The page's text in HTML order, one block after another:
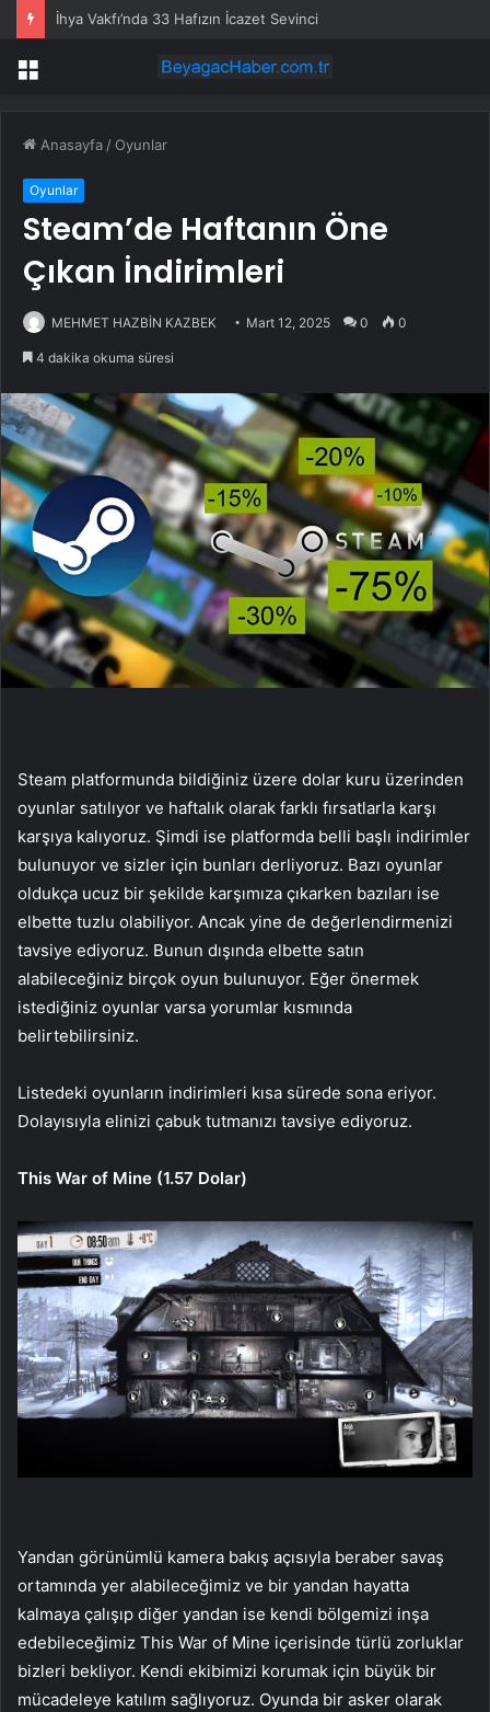
İhya Vakfı’nda 33 Hafızın İcazet Sevinci
Menü
Anasayfa / Oyunlar
Oyunlar
Steam’de Haftanın Öne
Çıkan İndirimleri
MEHMET HAZBİN KAZBEK Mart 12, 2025 0 0
4 dakika okuma süresi
Steam platformunda bildiğiniz üzere dolar kuru üzerinden
oyunlar satılıyor ve haftalık olarak farklı fırsatlarla karşı
karşıya kalıyoruz. Şimdi ise platformda belli başlı indirimler
bulunuyor ve sizler için bunları derliyoruz. Bazı oyunlar
oldukça ucuz bir şekilde karşımıza çıkarken bazıları ise
elbette tuzlu olabiliyor. Ancak yine de değerlendirmenizi
tavsiye ediyoruz. Bunun dışında elbette satın
alabileceğiniz birçok oyun bulunuyor. Eğer önermek
istediğiniz oyunlar varsa yorumlar kısmında
belirtebilirsiniz.
Listedeki oyunların indirimleri kısa sürede sona eriyor.
Dolayısıyla elinizi çabuk tutmanızı tavsiye ediyoruz.
This War of Mine (1.57 Dolar)
Yandan görünümlü kamera bakış açısıyla beraber savaş
ortamında yer alabileceğimiz ve bir yandan hayatta
kalmaya çalışıp diğer yandan ise kendi bölgemizi inşa
edebileceğimiz This War of Mine içerisinde türlü zorluklar
bizleri bekliyor. Kendi ekibimizi korumak için büyük bir
mücadeleye katılım sağlıyoruz. Oyunda bir asker olarak